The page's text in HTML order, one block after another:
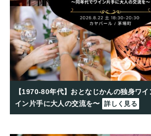
【1970-80年代】おとなじかんの独身ワ
イン片手に大人の交流を〜
詳しく見る